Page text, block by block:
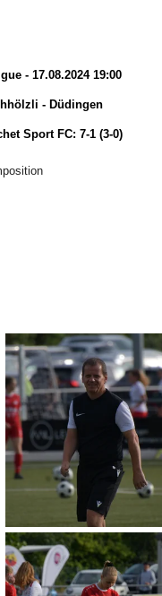
- 17.08.2024 19:00
- Düdingen
Sport FC: 7-1 (3-0)